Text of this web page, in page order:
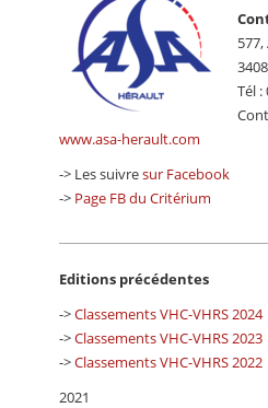
PETITES ANNONCES
Tél :
www.asa-herault.com
-> Les suivresur Facebook
-> Page FB du Critérium
Editions précédentes
->Classements VHC-VHRS 2024
->Classements VHC-VHRS 2023
->Classements VHC-VHRS 2022
2021